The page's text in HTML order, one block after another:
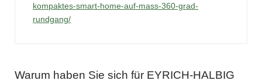
kompaktes-smart-home-auf-mass-360-grad-
rundgang/
Warum haben Sie sich für EYRICH-HALBIG